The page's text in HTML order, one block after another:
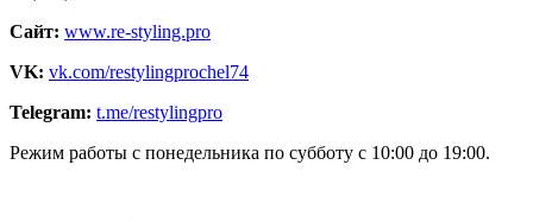
Сайт: www.re-styling.pro
VK: vk.com/restylingprochel74
Telegram: t.me/restylingpro
Режим работы с понедельника по субботу с 10:00 до 19:00.